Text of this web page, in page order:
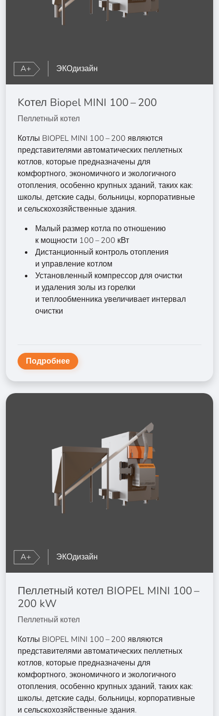
A+ ЭКОдизайн
Kотел Biopel MINI 100 – 200
Пеллетный котел
Котлы BIOPEL MINI 100 – 200 являются
представителями автоматических пеллетных
котлов, которые предназначены для
комфортного, экономичного и экологичного
отопления, особенно крупных зданий, таких как:
школы, детские сады, больницы, корпоративные
и сельскохозяйственные здания.
Малый размер котла по отношению
к мощности 100 – 200 кВт
Дистанционный контроль отопления
и управление котлом
Установленный компрессор для очистки
и удаления золы из горелки
и теплообменника увеличивает интервал
очистки
Подробнее
A+ ЭКОдизайн
Пеллетный котел BIOPEL MINI 100 –
200 kW
Пеллетный котел
Котлы BIOPEL MINI 100 – 200 являются
представителями автоматических пеллетных
котлов, которые предназначены для
комфортного, экономичного и экологичного
отопления, особенно крупных зданий, таких как:
школы, детские сады, больницы, корпоративные
и сельскохозяйственные здания.